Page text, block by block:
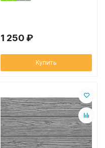
1 250 ₽
Купить